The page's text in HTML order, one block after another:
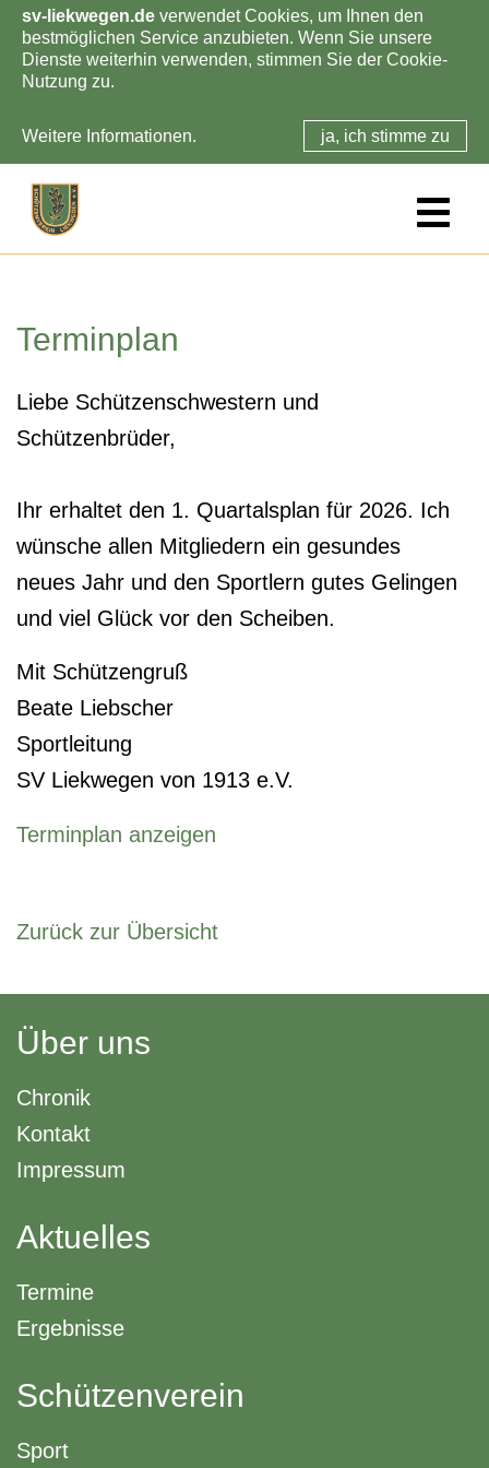
sv-liekwegen.de verwendet Cookies, um Ihnen den
bestmöglichen Service anzubieten. Wenn Sie unsere
Dienste weiterhin verwenden, stimmen Sie der Cookie-
Nutzung zu.
Weitere Informationen. ja, ich stimme zu
Skip
main
Terminplan
Liebe Schützenschwestern und
Schützenbrüder,
Ihr erhaltet den 1. Quartalsplan für 2026. Ich
wünsche allen Mitgliedern ein gesundes
neues Jahr und den Sportlern gutes Gelingen
und viel Glück vor den Scheiben.
Mit Schützengruß
Beate Liebscher
Sportleitung
SV Liekwegen von 1913 e.V.
Terminplan anzeigen
Zurück zur Übersicht
Über uns
Chronik
Kontakt
Impressum
Aktuelles
Termine
Ergebnisse
Schützenverein
Sport